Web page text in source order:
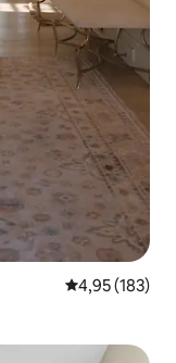
4,95 de uma
4,95 (183)